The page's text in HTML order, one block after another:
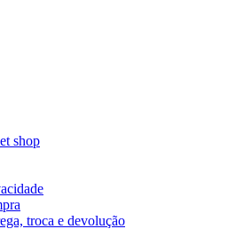
shop
troca e devolução